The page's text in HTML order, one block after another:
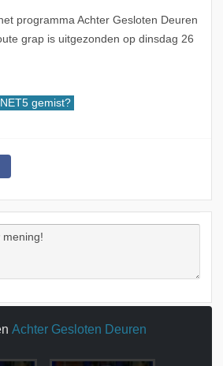
programma Achter Gesloten Deuren
grap is uitgezonden op dinsdag 26
NET5 gemist?
Achter Gesloten Deuren